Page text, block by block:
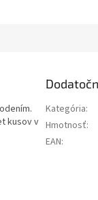
kusov v
Kategória:
Hmotnosť:
EAN: